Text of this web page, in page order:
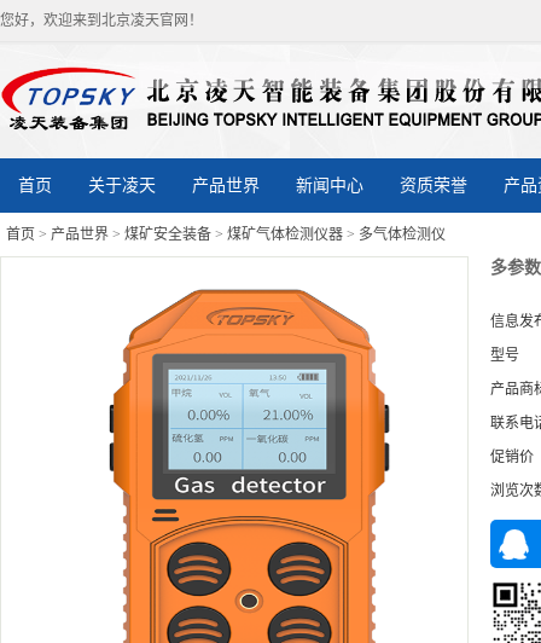
您好，欢迎来到北京凌天官网！
首页 关于凌天 产品世界 新闻中心 资质荣誉 产
首页 > 产品世界 > 煤矿安全装备 > 煤矿气体检测仪器 > 多气体检测仪
多参
信息发
型号
产品商
联系电
促销价
浏览次